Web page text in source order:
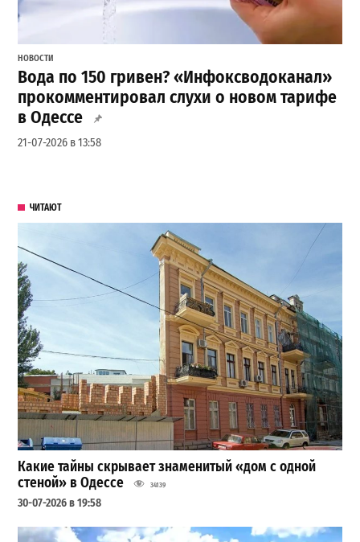
НОВОСТИ
Вода по 150 гривен? «Инфоксводоканал»
прокомментировал слухи о новом тарифе
в Одессе
21-07-2026 в 13:58
ЧИТАЮТ
Какие тайны скрывает знаменитый «дом с одной
стеной» в Одессе
34139
30-07-2026 в 19:58